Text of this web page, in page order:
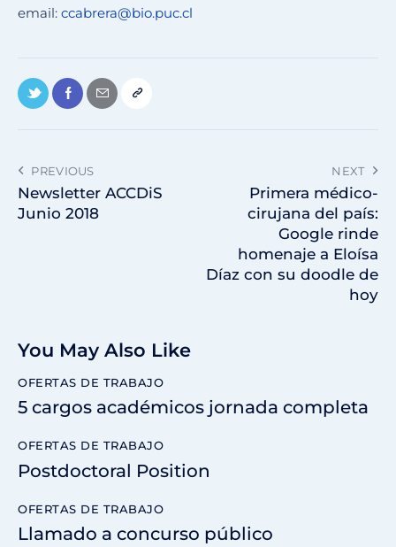
email: ccabrera@bio.puc.cl
PREVIOUS
Newsletter ACCDiS
Junio 2018
NEXT
Primera médico-
cirujana del país:
Google rinde
homenaje a Eloísa
Díaz con su doodle de
hoy
You May Also Like
OFERTAS DE TRABAJO
5 cargos académicos jornada completa
OFERTAS DE TRABAJO
Postdoctoral Position
OFERTAS DE TRABAJO
Llamado a concurso público